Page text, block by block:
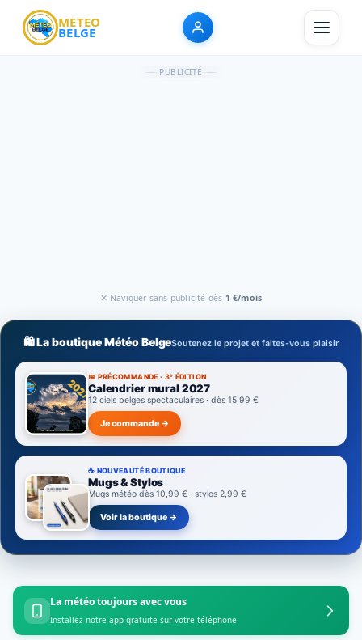
METEO
BELGE
PUBLICITÉ
✕ Naviguer sans publicité dès 1 €/mois
🛍️ La boutique Météo BelgeSoutenez le projet et faites-vous plaisir
📅 PRÉCOMMANDE · 3ᵉ ÉDITION
Calendrier mural 2027
12 ciels belges spectaculaires · dès 15,99 €
Je commande →
☕ NOUVEAUTÉ BOUTIQUE
Mugs & Stylos
Mugs météo dès 10,99 € · stylos 2,99 €
Voir la boutique →
La météo toujours avec vous
Installez notre app gratuite sur votre téléphone